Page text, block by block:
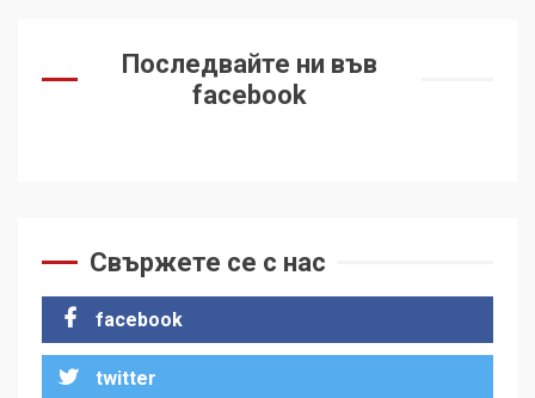
Последвайте ни във
facebook
Свържете се с нас
facebook
twitter